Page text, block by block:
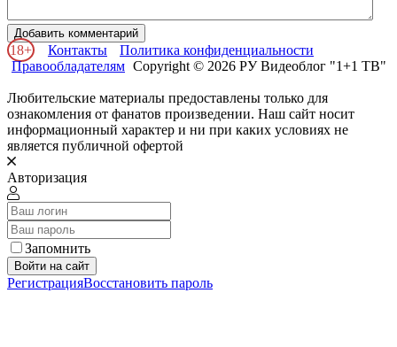
Добавить комментарий
18+ Контакты
Политика конфиденциальности
Правообладателям Copyright © 2026 РУ Видеоблог "1+1 ТВ"
Любительские материалы предоставлены только для
ознакомления от фанатов произведении. Наш сайт носит
информационный характер и ни при каких условиях не
является публичной офертой
Авторизация
Запомнить
Войти на сайт
РегистрацияВосстановить пароль